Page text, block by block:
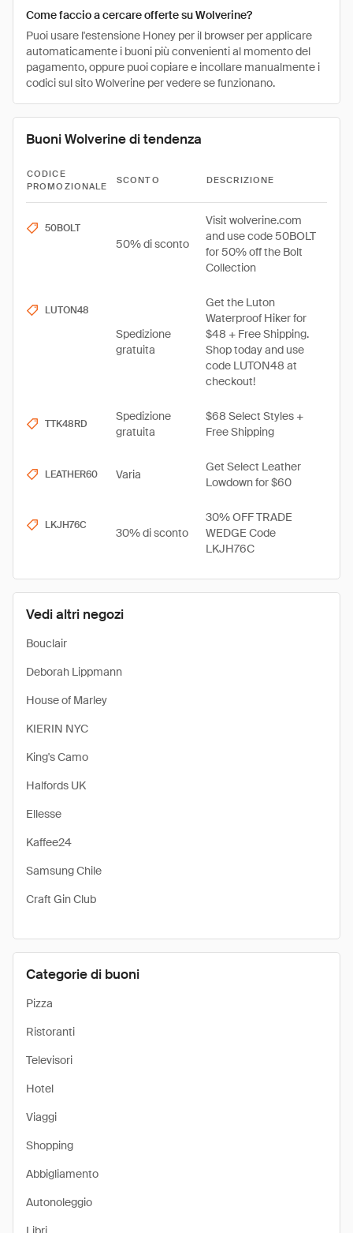
Vedi altri negozi
Bouclair
Deborah Lippmann
House of Marley
KIERIN NYC
King's Camo
Halfords UK
Ellesse
Kaffee24
Samsung Chile
Craft Gin Club
Categorie di buoni
Pizza
Ristoranti
Televisori
Hotel
Viaggi
Shopping
Abbigliamento
Autonoleggio
Come faccio a cercare offerte su Wolverine?
Puoi usare l'estensione Honey per il browser per applicare
automaticamente i buoni più convenienti al momento del
pagamento, oppure puoi copiare e incollare manualmente i
codici sul sito Wolverine per vedere se funzionano.
Buoni Wolverine di tendenza
CODICE
PROMOZIONALE
SCONTO DESCRIZIONE
50BOLT
50% di sconto
Visit wolverine.com
and use code 50BOLT
for 50% off the Bolt
Collection
LUTON48
Spedizione
gratuita
Get the Luton
Waterproof Hiker for
$48 + Free Shipping.
Shop today and use
code LUTON48 at
checkout!
TTK48RD
Spedizione
gratuita
$68 Select Styles +
Free Shipping
LEATHER60 Varia
Get Select Leather
Lowdown for $60
LKJH76C
30% di sconto
30% OFF TRADE
WEDGE Code
LKJH76C